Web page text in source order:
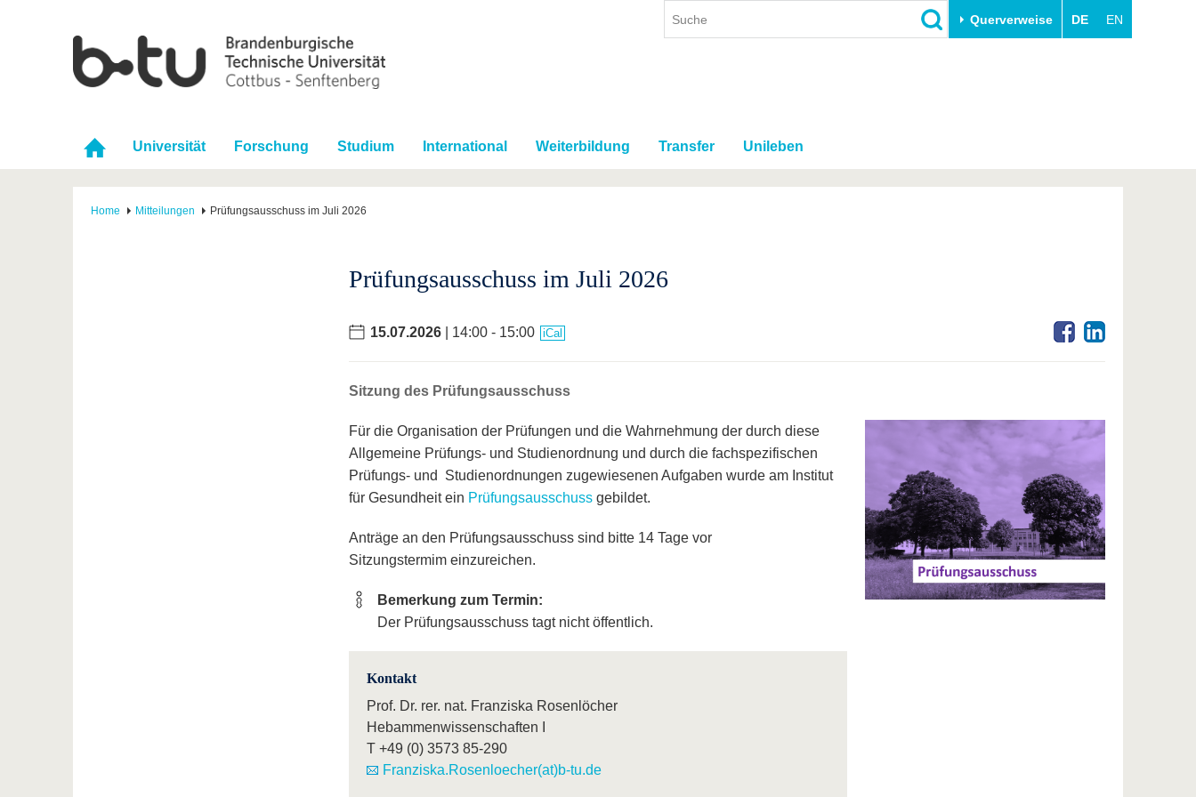
Querverweise DE EN
Universität Forschung Studium International Weiterbildung Transfer Unileben
Home Mitteilungen Prüfungsausschuss im Juli 2026
Prüfungsausschuss im Juli 2026
15.07.2026 | 14:00 - 15:00 iCal
Sitzung des Prüfungsausschuss
Für die Organisation der Prüfungen und die Wahrnehmung der durch diese
Allgemeine Prüfungs- und Studienordnung und durch die fachspezifischen
Prüfungs- und Studienordnungen zugewiesenen Aufgaben wurde am Institut
für Gesundheit ein Prüfungsausschuss gebildet.
Anträge an den Prüfungsausschuss sind bitte 14 Tage vor
Sitzungstermim einzureichen.
Bemerkung zum Termin:
Der Prüfungsausschuss tagt nicht öffentlich.
Kontakt
Prof. Dr. rer. nat. Franziska Rosenlöcher
Hebammenwissenschaften I
T +49 (0) 3573 85-290
Franziska.Rosenloecher(at)b-tu.de